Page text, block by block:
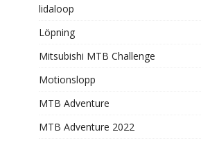
lidaloop
Löpning
Mitsubishi MTB Challenge
Motionslopp
MTB Adventure
MTB Adventure 2022